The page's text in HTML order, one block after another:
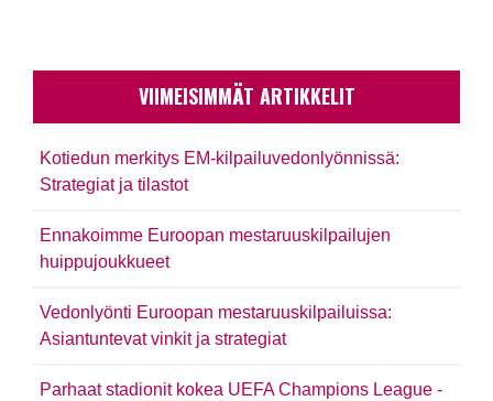
VIIMEISIMMÄT ARTIKKELIT
Kotiedun merkitys EM-kilpailuvedonlyönnissä:
Strategiat ja tilastot
Ennakoimme Euroopan mestaruuskilpailujen
huippujoukkueet
Vedonlyönti Euroopan mestaruuskilpailuissa:
Asiantuntevat vinkit ja strategiat
Parhaat stadionit kokea UEFA Champions League -